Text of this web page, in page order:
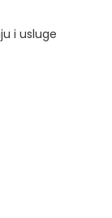
i usluge